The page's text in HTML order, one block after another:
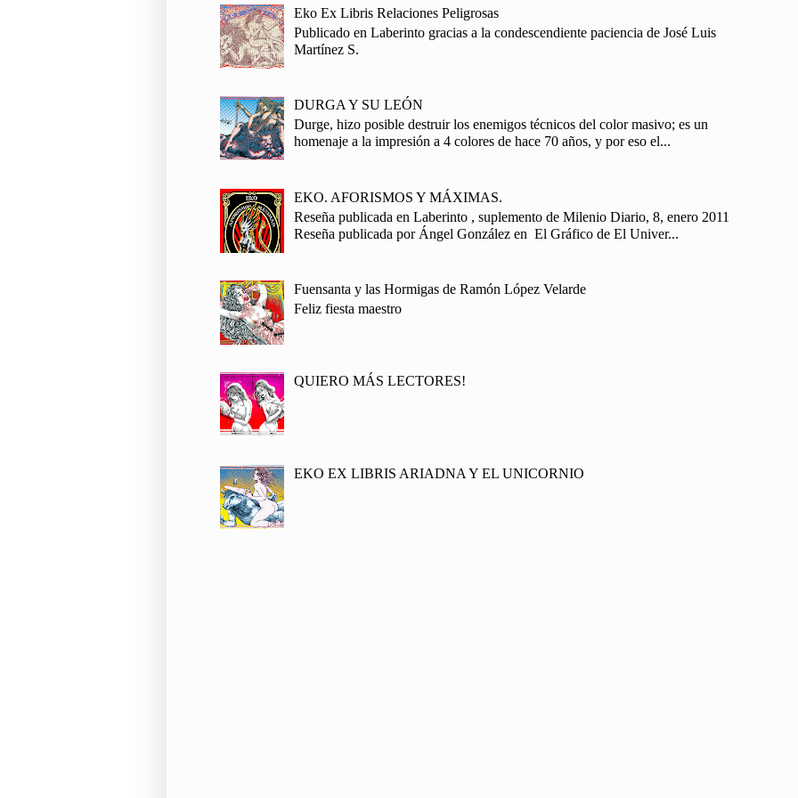
Eko Ex Libris Relaciones Peligrosas
Publicado en Laberinto gracias a la condescendiente paciencia de José Luis
Martínez S.
DURGA Y SU LEÓN
Durge, hizo posible destruir los enemigos técnicos del color masivo; es un
homenaje a la impresión a 4 colores de hace 70 años, y por eso el...
EKO. AFORISMOS Y MÁXIMAS.
Reseña publicada en Laberinto , suplemento de Milenio Diario, 8, enero 2011
Reseña publicada por Ángel González en El Gráfico de El Univer...
Fuensanta y las Hormigas de Ramón López Velarde
Feliz fiesta maestro
QUIERO MÁS LECTORES!
EKO EX LIBRIS ARIADNA Y EL UNICORNIO